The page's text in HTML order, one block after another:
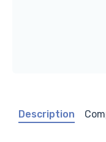
Description